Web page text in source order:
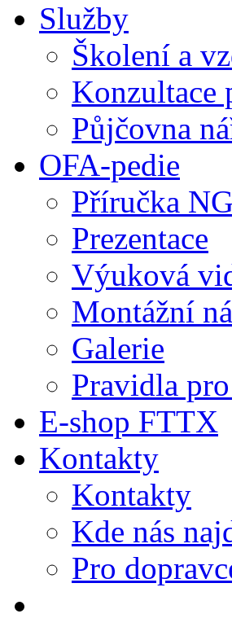
Služby
Školení a
Konzultace
Půjčovna
OFA-pedie
Příručka
Prezentace
Výuková
Montážní
Galerie
Pravidla
E-shop FTTX
Kontakty
Kontakty
Kde nás
Pro